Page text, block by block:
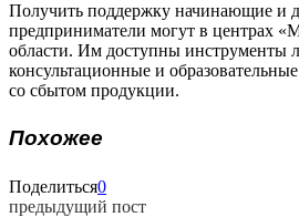
Получить поддержку начинающие и
предприниматели могут в центрах
области. Им доступны инструменты
консультационные и
со сбытом продукции.
Похожее
Поделиться0
предыдущий пост